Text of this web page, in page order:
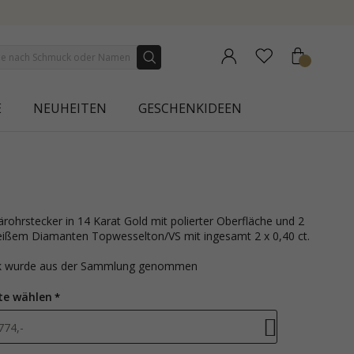
NEUHEITEN GESCHENKIDEEN
Diamanten Topwesselton/VS mit ingesamt 2 x 0,40 ct.
wurde aus der Sammlung genommen
wählen